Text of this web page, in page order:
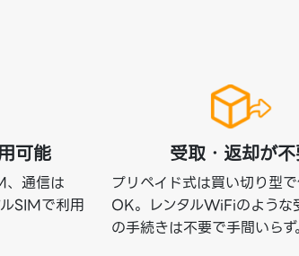
可能
、通信は
SIMで利用
受取・返却が
プリペイド式は買い切り型
OK。レンタルWiFiのような
の手続きは不要で手間いらず